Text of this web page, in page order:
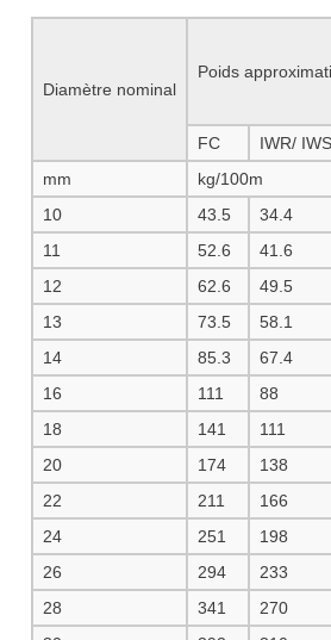
Diamètre nominal
Poids
FC
IWR/ IWS
mm
kg/100m
10
43.5 34.4
11
52.6 41.6
12
62.6 49.5
13
73.5 58.1
14
85.3 67.4
16
111 88
18
141 111
20
174 138
22
211 166
24
251 198
26
294 233
28
341 270